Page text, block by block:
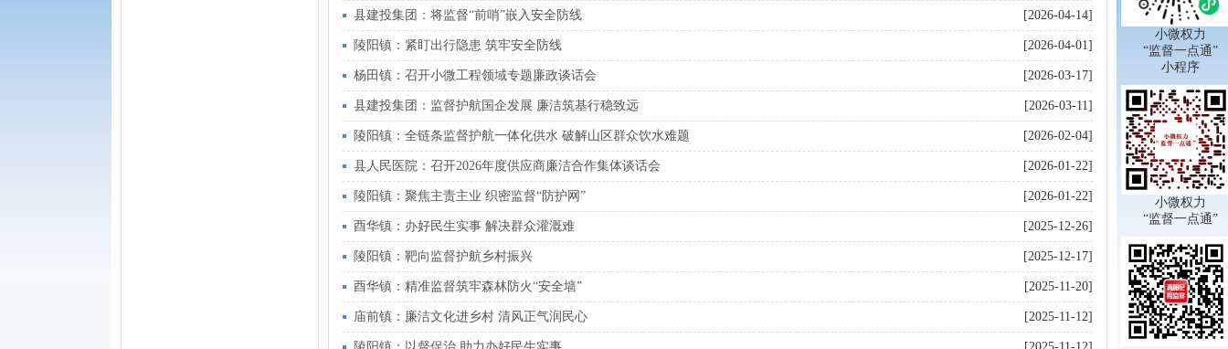
[2026-04-14]
县建投集团：将监督“前哨”嵌入安全防线
[2026-04-01]
陵阳镇：紧盯出行隐患 筑牢安全防线
[2026-03-17]
杨田镇：召开小微工程领域专题廉政谈话会
[2026-03-11]
县建投集团：监督护航国企发展 廉洁筑基行稳致远
[2026-02-04]
陵阳镇：全链条监督护航一体化供水 破解山区群众饮水难题
[2026-01-22]
县人民医院：召开2026年度供应商廉洁合作集体谈话会
[2026-01-22]
陵阳镇：聚焦主责主业 织密监督“防护网”
[2025-12-26]
酉华镇：办好民生实事 解决群众灌溉难
[2025-12-17]
陵阳镇：靶向监督护航乡村振兴
[2025-11-20]
酉华镇：精准监督筑牢森林防火“安全墙”
[2025-11-12]
庙前镇：廉洁文化进乡村 清风正气润民心
小微权力
“监督一点通”
小程序
小微权力
“监督一点通”